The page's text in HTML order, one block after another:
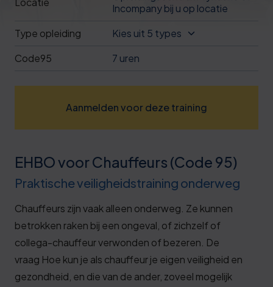
Incompany bij u op locatie
Type opleiding
Kies uit 5 types
Code95
7 uren
Aanmelden voor deze training
EHBO voor Chauffeurs (Code 95)
Praktische veiligheidstraining onderweg
Chauffeurs zijn vaak alleen onderweg. Ze kunnen
betrokken raken bij een ongeval, of zichzelf of
collega-chauffeur verwonden of bezeren. De
vraag Hoe kun je als chauffeur je eigen veiligheid en
gezondheid, en die van de ander, zoveel mogelijk
ervaring.
Verzend beoordeling